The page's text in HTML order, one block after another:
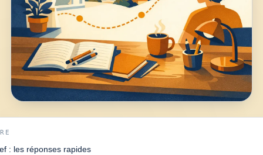
: les réponses rapides